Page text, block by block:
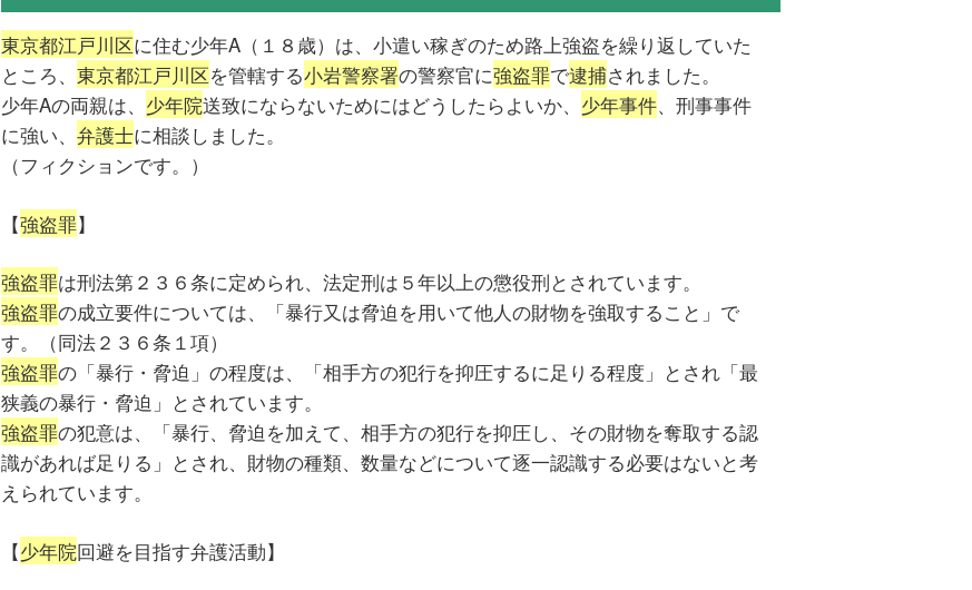
東京都江戸川区に住む少年A（１８歳）は、小遣い稼ぎのため路上強盗を繰り返していた
ところ、 東京都江戸川区を管轄する小岩警察署の警察官に強盗罪で逮捕されました。
少年Aの両親は、 少年院送致にならないためにはどうしたらよいか、 少年事件、刑事事件
に強い、 弁護士に相談しました。
（フィクションです。）
【強盗罪】
強盗罪は刑法第２３６条に定められ、法定刑は５年以上の懲役刑とされています。
強盗罪の成立要件については、「暴行又は脅迫を用いて他人の財物を強取すること」で
す。（同法２３６条１項）
強盗罪の「暴行・脅迫」の程度は、「相手方の犯行を抑圧するに足りる程度」とされ「最
狭義の暴行・脅迫」とされています。
強盗罪の犯意は、「暴行、脅迫を加えて、相手方の犯行を抑圧し、その財物を奪取する認
識があれば足りる」とされ、財物の種類、数量などについて逐一認識する必要はないと考
えられています。
【少年院回避を目指す弁護活動】